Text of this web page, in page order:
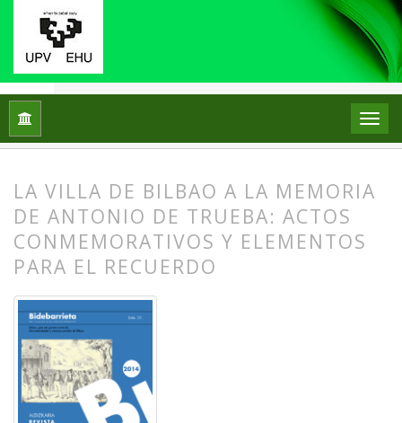
Inicio Núm. 25 (2014): JAI GIROAK. SOCIABILIDAD
LA VILLA DE BILBAO A LA MEMORIA
DE ANTONIO DE TRUEBA: ACTOS
CONMEMORATIVOS Y ELEMENTOS
PARA EL RECUERDO